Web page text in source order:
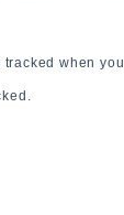
tracked when